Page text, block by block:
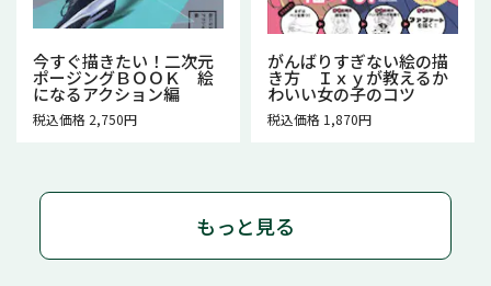
今すぐ描きたい！二次元
ポージングＢＯＯＫ 絵
になるアクション編
税込価格 2,750円
がんばりすぎない絵の描
き方 Ｉｘｙが教えるか
わいい女の子のコツ
税込価格 1,870円
もっと見る